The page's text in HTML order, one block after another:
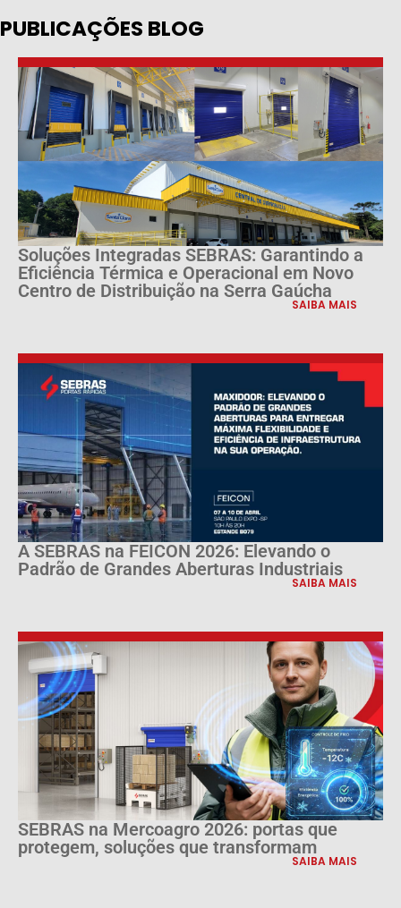
PUBLICAÇÕES BLOG
Soluções Integradas SEBRAS: Garantindo a
Eficiência Térmica e Operacional em Novo
Centro de Distribuição na Serra Gaúcha
SAIBA MAIS
A SEBRAS na FEICON 2026: Elevando o
Padrão de Grandes Aberturas Industriais
SAIBA MAIS
SEBRAS na Mercoagro 2026: portas que
protegem, soluções que transformam
SAIBA MAIS